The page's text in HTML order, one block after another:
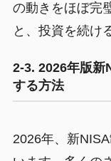
の動きをほぼ完
と、投資を続け
2-3. 2026年版新
する方法
2026年、新